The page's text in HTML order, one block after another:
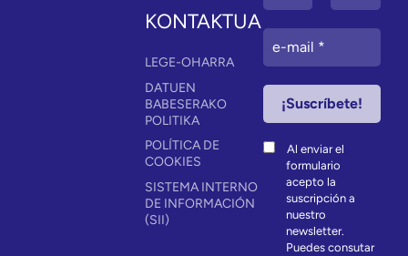
KONTAKTUA
LEGE-OHARRA
DATUEN
BABESERAKO
POLITIKA
POLÍTICA DE
COOKIES
SISTEMA INTERNO
DE INFORMACIÓN
(SII)
Al enviar el
formulario
acepto la
suscripción a
nuestro
newsletter.
Puedes consutar